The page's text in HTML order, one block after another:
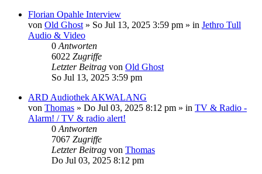
Florian Opahle Interview
von Old Ghost » So Jul 13, 2025 3:59 pm » in Jethro Tull
Audio & Video
0 Antworten
6022 Zugriffe
Letzter Beitrag von Old Ghost
So Jul 13, 2025 3:59 pm
ARD Audiothek AKWALANG
von Thomas » Do Jul 03, 2025 8:12 pm » in TV & Radio -
Alarm! / TV & radio alert!
0 Antworten
7067 Zugriffe
Letzter Beitrag von Thomas
Do Jul 03, 2025 8:12 pm